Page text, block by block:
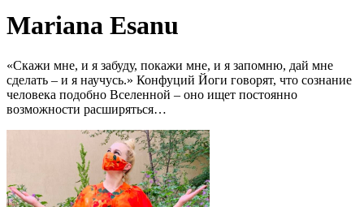
Mariana Esanu
«Скажи мне, и я забуду, покажи мне, и я запомню, дай мне
сделать – и я научусь.» Конфуций Йоги говорят, что сознание
человека подобно Вселенной – оно ищет постоянно
возможности расширяться…